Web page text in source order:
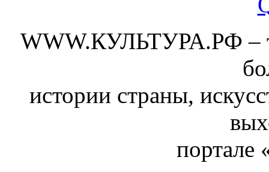
WWW.КУЛЬТУРА.РФ –
истории страны,
портале